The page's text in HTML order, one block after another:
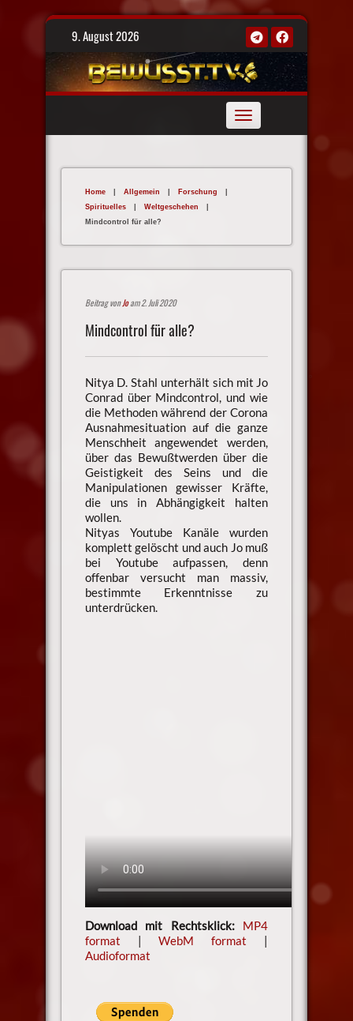
Skip
9. August 2026
Toggle
navigation
Home | Allgemein | Forschung
|
Spirituelles
| Weltgeschehen
|
Mindcontrol für alle?
Beitrag vonJoam 2. Juli 2020
Mindcontrol für alle?
Nitya D. Stahl unterhält sich mit Jo
Conrad über Mindcontrol, und wie
die Methoden während der Corona
Ausnahmesituation auf die ganze
Menschheit angewendet werden,
über das Bewußtwerden über die
Geistigkeit des Seins und die
Manipulationen gewisser Kräfte,
die uns in Abhängigkeit halten
wollen.
Nityas Youtube Kanäle wurden
komplett gelöscht und auch Jo muß
bei Youtube aufpassen, denn
offenbar versucht man massiv,
bestimmte Erkenntnisse zu
unterdrücken.
Download mit Rechtsklick:
MP4
format |WebM format |
Audioformat